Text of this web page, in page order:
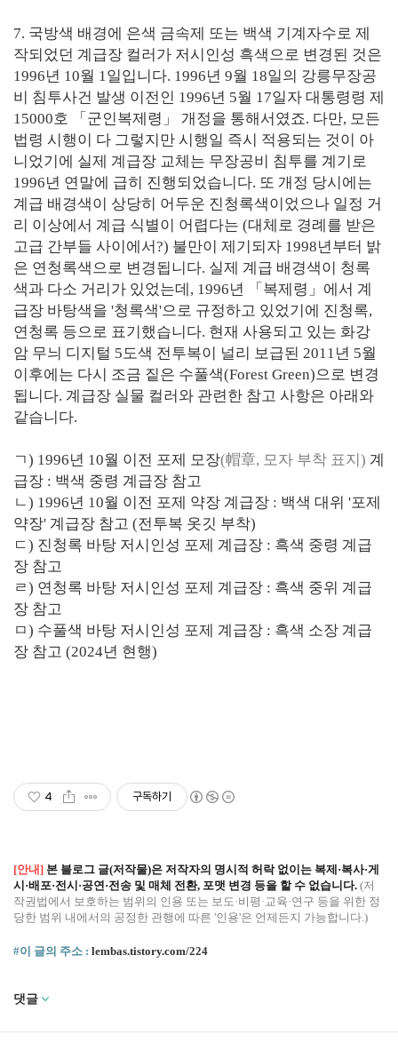
7. 국방색 배경에 은색 금속제 또는 백색 기계자수로 제
작되었던 계급장 컬러가 저시인성 흑색으로 변경된 것은
1996년 10월 1일입니다. 1996년 9월 18일의 강릉무장공
비 침투사건 발생 이전인 1996년 5월 17일자 대통령령 제
15000호 「군인복제령」 개정을 통해서였죠. 다만, 모든
법령 시행이 다 그렇지만 시행일 즉시 적용되는 것이 아
니었기에 실제 계급장 교체는 무장공비 침투를 계기로
1996년 연말에 급히 진행되었습니다. 또 개정 당시에는
계급 배경색이 상당히 어두운 진청록색이었으나 일정 거
리 이상에서 계급 식별이 어렵다는 (대체로 경례를 받은
고급 간부들 사이에서?) 불만이 제기되자 1998년부터 밝
은 연청록색으로 변경됩니다. 실제 계급 배경색이 청록
색과 다소 거리가 있었는데, 1996년 「복제령」에서 계
급장 바탕색을 '청록색'으로 규정하고 있었기에 진청록,
연청록 등으로 표기했습니다. 현재 사용되고 있는 화강
암 무늬 디지털 5도색 전투복이 널리 보급된 2011년 5월
이후에는 다시 조금 짙은 수풀색(Forest Green)으로 변경
됩니다. 계급장 실물 컬러와 관련한 참고 사항은 아래와
같습니다.
ㄱ) 1996년 10월 이전 포제 모장(帽章, 모자 부착 표지) 계
급장 : 백색 중령 계급장 참고
ㄴ) 1996년 10월 이전 포제 약장 계급장 : 백색 대위 '포제
약장' 계급장 참고 (전투복 옷깃 부착)
ㄷ) 진청록 바탕 저시인성 포제 계급장 : 흑색 중령 계급
장 참고
ㄹ) 연청록 바탕 저시인성 포제 계급장 : 흑색 중위 계급
장 참고
ㅁ) 수풀색 바탕 저시인성 포제 계급장 : 흑색 소장 계급
장 참고 (2024년 현행)
4 구독하기
[안내] 본 블로그 글(저작물)은 저작자의 명시적 허락 없이는 복제·복사·게
시·배포·전시·공연·전송 및 매체 전환, 포맷 변경 등을 할 수 없습니다. (저
작권법에서 보호하는 범위의 인용 또는 보도·비평·교육·연구 등을 위한 정
당한 범위 내에서의 공정한 관행에 따른 '인용'은 언제든지 가능합니다.)
#이 글의 주소 : lembas.tistory.com/224
댓글